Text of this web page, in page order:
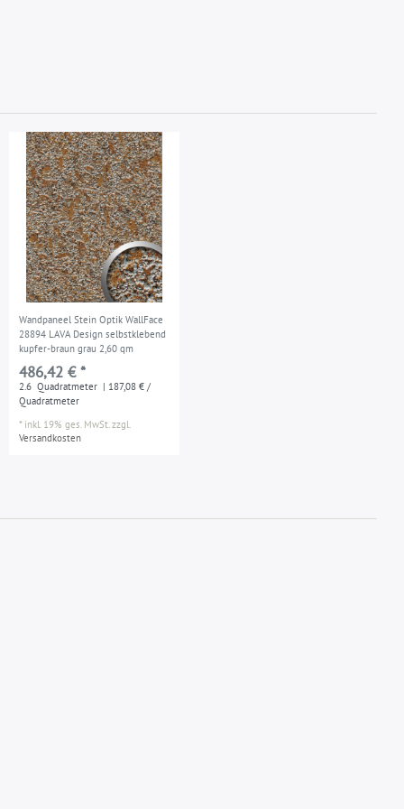
Wandpaneel Stein Optik WallFace
28894 LAVA Design selbstklebend
kupfer-braun grau 2,60 qm
486,42 € *
2.6 Quadratmeter | 187,08 € /
Quadratmeter
* inkl. 19% ges. MwSt.zzgl.
Versandkosten